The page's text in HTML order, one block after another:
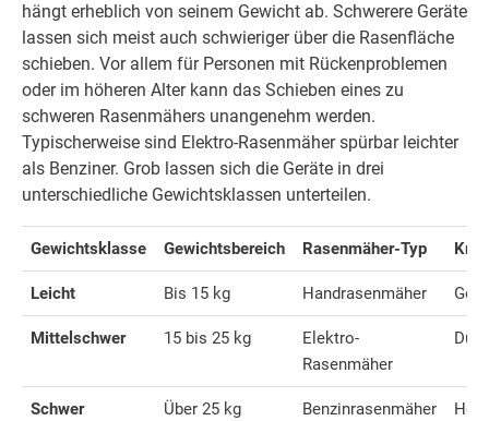
hängt erheblich von seinem Gewicht ab. Schwerere Geräte
lassen sich meist auch schwieriger über die Rasenfläche
schieben. Vor allem für Personen mit Rückenproblemen
oder im höheren Alter kann das Schieben eines zu
schweren Rasenmähers unangenehm werden.
Typischerweise sind Elektro-Rasenmäher spürbar leichter
als Benziner. Grob lassen sich die Geräte in drei
unterschiedliche Gewichtsklassen unterteilen.
Gewichtsklasse Gewichtsbereich Rasenmäher-Typ
Leicht Bis 15 kg Handrasenmäher
Mittelschwer 15 bis 25 kg
Elektro-
Rasenmäher
Schwer Über 25 kg Benzinrasenmäher